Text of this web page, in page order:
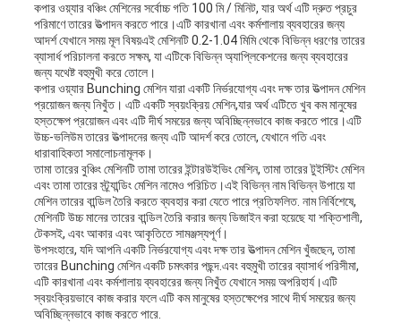
সাইট
ম্যাপ
PRIVACY
POLICY
কপার ওয়্যার বঞ্চিং মেশিনের সর্বোচ্চ গতি 100 মি / মিনিট, যার অর্থ এটি দ্রুত প্রচুর
পরিমাণে তারের উত্পাদন করতে পারে।এটি কারখানা এবং কর্মশালায় ব্যবহারের জন্য
আদর্শ যেখানে সময় মূল বিষয়এই মেশিনটি 0.2-1.04 মিমি থেকে বিভিন্ন ধরণের তারের
ব্যাসার্ধ পরিচালনা করতে সক্ষম, যা এটিকে বিভিন্ন অ্যাপ্লিকেশনের জন্য ব্যবহারের
জন্য যথেষ্ট বহুমুখী করে তোলে।
কপার ওয়্যার Bunching মেশিন যারা একটি নির্ভরযোগ্য এবং দক্ষ তার উত্পাদন মেশিন
প্রয়োজন জন্য নিখুঁত। এটি একটি স্বয়ংক্রিয় মেশিন,যার অর্থ এটিতে খুব কম মানুষের
হস্তক্ষেপ প্রয়োজন এবং এটি দীর্ঘ সময়ের জন্য অবিচ্ছিন্নভাবে কাজ করতে পারে।এটি
উচ্চ-ভলিউম তারের উত্পাদনের জন্য এটি আদর্শ করে তোলে, যেখানে গতি এবং
ধারাবাহিকতা সমালোচনামূলক।
তামা তারের বুঞ্চিং মেশিনটি তামা তারের ইন্টারউইভিং মেশিন, তামা তারের টুইস্টিং মেশিন
এবং তামা তারের স্ট্র্যান্ডিং মেশিন নামেও পরিচিত।এই বিভিন্ন নাম বিভিন্ন উপায়ে যা
মেশিন তারের বান্ডিল তৈরি করতে ব্যবহার করা যেতে পারে প্রতিফলিত. নাম নির্বিশেষে,
মেশিনটি উচ্চ মানের তারের বান্ডিল তৈরি করার জন্য ডিজাইন করা হয়েছে যা শক্তিশালী,
টেকসই, এবং আকার এবং আকৃতিতে সামঞ্জস্যপূর্ণ।
উপসংহারে, যদি আপনি একটি নির্ভরযোগ্য এবং দক্ষ তার উত্পাদন মেশিন খুঁজছেন, তামা
তারের Bunching মেশিন একটি চমৎকার পছন্দ.এবং বহুমুখী তারের ব্যাসার্ধ পরিসীমা,
এটি কারখানা এবং কর্মশালায় ব্যবহারের জন্য নিখুঁত যেখানে সময় অপরিহার্য।এটি
স্বয়ংক্রিয়ভাবে কাজ করার ফলে এটি কম মানুষের হস্তক্ষেপের সাথে দীর্ঘ সময়ের জন্য
অবিচ্ছিন্নভাবে কাজ করতে পারে.